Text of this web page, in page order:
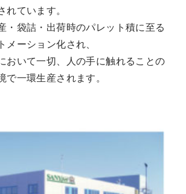
れています。
・袋詰・出荷時のパレット積に至る
メーション化され、
おいて一切、人の手に触れることの
で一環生産されます。